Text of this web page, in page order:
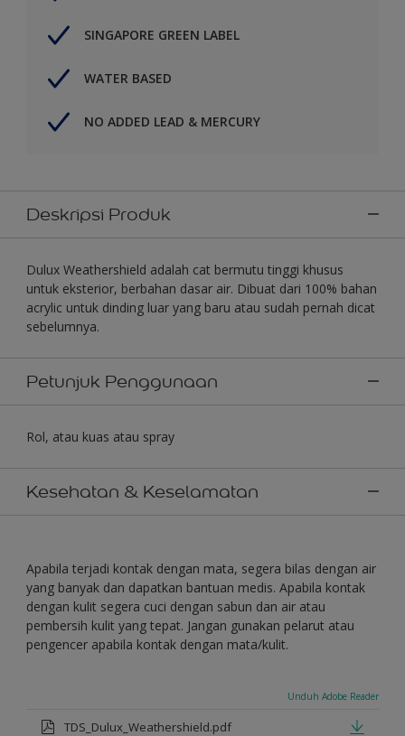
SINGAPORE GREEN LABEL
WATER BASED
NO ADDED LEAD & MERCURY
Deskripsi Produk
Dulux Weathershield adalah cat bermutu tinggi khusus
untuk eksterior, berbahan dasar air. Dibuat dari 100% bahan
acrylic untuk dinding luar yang baru atau sudah pernah dicat
sebelumnya.
Petunjuk Penggunaan
Rol, atau kuas atau spray
Kesehatan & Keselamatan
Apabila terjadi kontak dengan mata, segera bilas dengan air
yang banyak dan dapatkan bantuan medis. Apabila kontak
dengan kulit segera cuci dengan sabun dan air atau
pembersih kulit yang tepat. Jangan gunakan pelarut atau
pengencer apabila kontak dengan mata/kulit.
Unduh Adobe Reader
TDS_Dulux_Weathershield.pdf